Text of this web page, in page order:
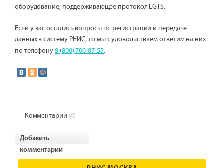
оборудование, поддерживающее протокол EGTS.
Если у вас остались вопросы по регистрации и передаче
данных в систему РНИС, то мы с удовольствием ответим на них
по телефону8 (800) 700-87-55.
Комментарии (0)
Добавить
комментарии